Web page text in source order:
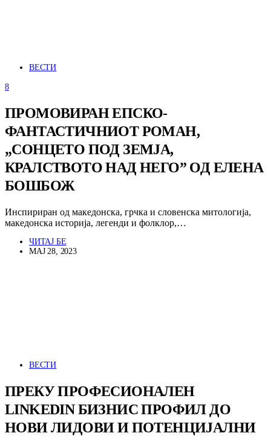
ВЕСТИ
8
ПРОМОВИРАН ЕПСКО-
ФАНТАСТИЧНИОТ РОМАН,
„СОНЦЕТО ПОД ЗЕМЈА,
КРАЛСТВОТО НАД НЕГО” ОД ЕЛЕНА
БОШБОЖ
Инспириран од македонска, грчка и словенска митологија,
македонска историја, легенди и фолклор,…
ЧИТАЈ БЕ
МАЈ 28, 2023
ВЕСТИ
ПРЕКУ ПРОФЕСИОНАЛЕН
LINKEDIN БИЗНИС ПРОФИЛ ДО
НОВИ ЛИДОВИ И ПОТЕНЦИЈАЛНИ